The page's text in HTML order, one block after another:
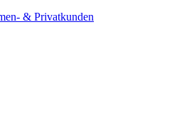
& Privatkunden